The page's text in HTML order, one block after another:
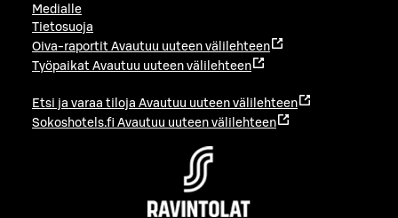
Medialle
Tietosuoja
Oiva-raportit Avautuu uuteen välilehteen
Työpaikat Avautuu uuteen välilehteen
Etsi ja varaa tiloja Avautuu uuteen välilehteen
Sokoshotels.fi Avautuu uuteen välilehteen